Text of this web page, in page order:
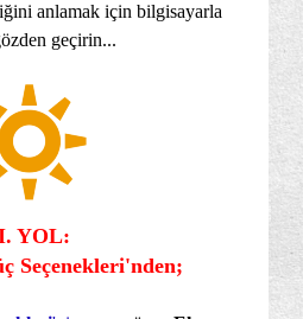
anlamak için bilgisayarla
geçirin...
YOL:
Seçenekleri'nden;